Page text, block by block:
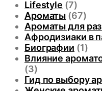
Lifestyle (7)
Ароматы (67)
Ароматы для
Афродизиаки в
Биографии (1)
Влияние
(3)
Гид по выбору